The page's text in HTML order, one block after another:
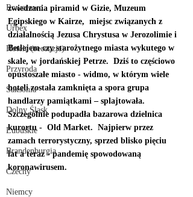
Rowerowo
Urbex
Hotele (recenzje)
Przyroda
Saksonia
Dolny Śląsk
Lubuskie
Brandenburgia
Czechy
Niemcy
zwiedzania piramid w Gizie, Muzeum
Egipskiego w Kairze,  miejsc związanych z
działalnością Jezusa Chrystusa w Jerozolimie i
Betlejem czy starożytnego miasta wykutego w
skale, w jordańskiej Petrze.  Dziś to częściowo
opustoszałe miasto - widmo, w którym wiele
hoteli została zamknięta a spora grupa
handlarzy pamiątkami – splajtowała.
Szczególnie podupadła bazarowa dzielnica
kurortu -  Old Market.  Najpierw przez
zamach terrorystyczny, sprzed blisko pięciu
lat a teraz - pandemię spowodowaną
koronawirusem.